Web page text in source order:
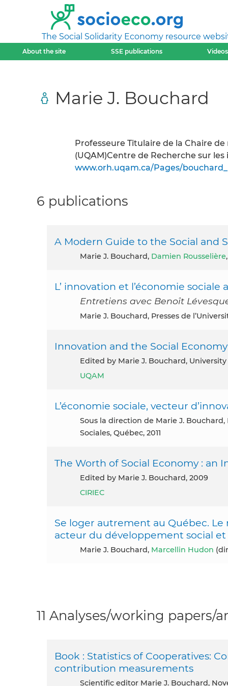
The Social Solidarity Economy resource
About the site SSE publications Videos
Marie J. Bouchard
Professeure Titulaire de la Chaire
(UQAM)Centre de Recherche sur
www.orh.uqam.ca/Pages/
6 publications
A Modern Guide to the Social and
Marie J. Bouchard, Damien Rousselière
L’ innovation et l’économie
Entretiens avec Benoît
Marie J. Bouchard, Presses de
Innovation and the Social
Edited by Marie J. Bouchard,
UQAM
L’économie sociale, vecteur
Sous la direction de Marie J. Bouchard, Presses de l’Université du Québec, Collection Innovations
Sociales, Québec, 2011
The Worth of Social Economy : an
Edited by Marie J. Bouchard, 2009
CIRIEC
Se loger autrement au Québec.
acteur du développement social
Marie J. Bouchard, Marcellin Hudon
11 Analyses/working papers/
Book : Statistics of Cooperatives:
contribution measurements
Scientific editor Marie J. Bouchard,